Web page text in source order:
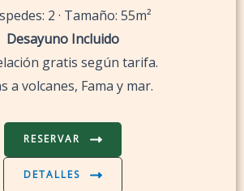
2 · Tamaño: 55m²
Desayuno Incluido
gratis según tarifa.
a volcanes, Fama y mar.
RESERVAR
DETALLES